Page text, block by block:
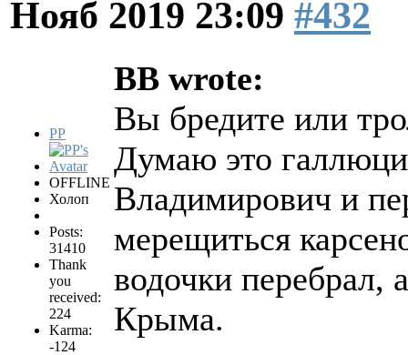
Нояб 2019 23:09 #432
PP
OFFLINE
Холоп
Posts:
31410
Thank
you
received:
224
Karma:
-124
BB wrote:
Вы бредите или
Думаю это
Владимирович и
мерещиться
водочки перебрал,
Крыма.